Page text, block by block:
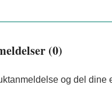
(0)
og del dine